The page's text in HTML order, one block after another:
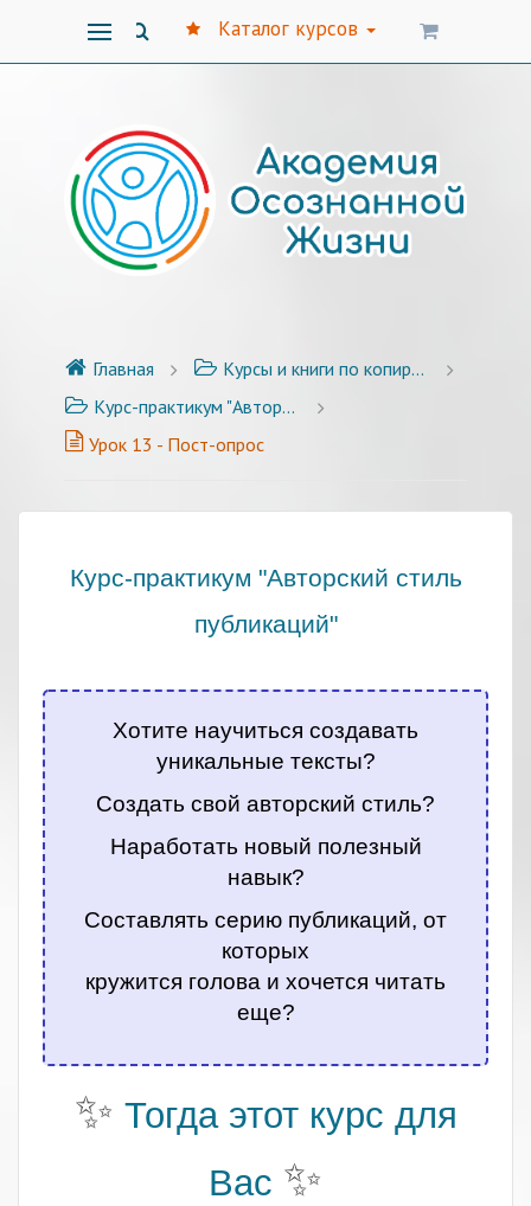
Каталог курсов
Главная
Курсы и книги по копирайтингу
Курс-практикум "Авторский стиль публикаций" - 25 уроков с примерами и заданиями
Урок 13 - Пост-опрос
Курс-практикум "Авторский стиль
публикаций"
Хотите научиться создавать
уникальные тексты?
Создать свой авторский стиль?
Наработать новый полезный
навык?
Составлять серию публикаций, от
которых
кружится голова и хочется читать
еще?
✨ Тогда этот курс для
Вас ✨